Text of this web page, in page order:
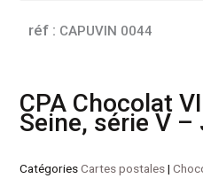
réf : CAPUVIN 0044
CPA Chocolat
Seine, série V
CatégoriesCartes postales|